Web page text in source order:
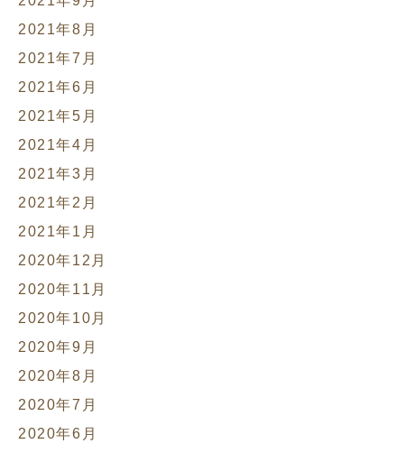
2021年8月
2021年7月
2021年6月
2021年5月
2021年4月
2021年3月
2021年2月
2021年1月
2020年12月
2020年11月
2020年10月
2020年9月
2020年8月
2020年7月
2020年6月